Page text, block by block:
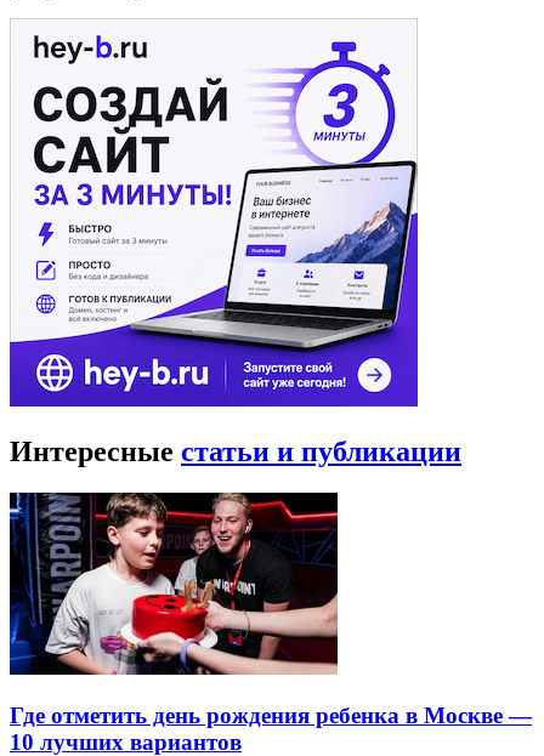
Интересные статьи и публикации
Где отметить день рождения ребенка в Москве —
10 лучших вариантов